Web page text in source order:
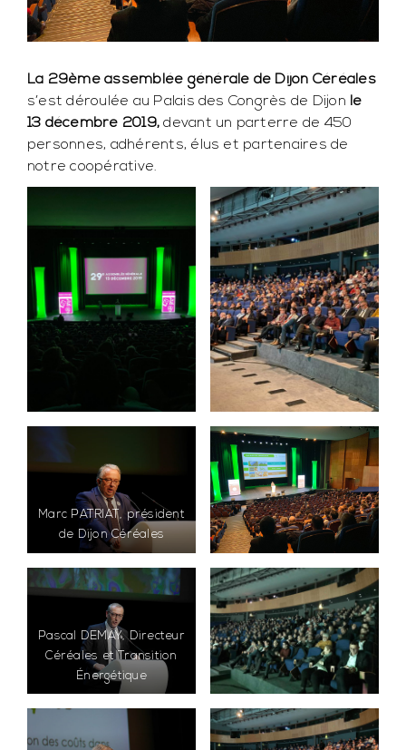
La 29ème assemblée générale de Dijon Céréales
s’est déroulée au Palais des Congrès de Dijon le
13 décembre 2019, devant un parterre de 450
personnes, adhérents, élus et partenaires de
notre coopérative.
Marc PATRIAT, président
de Dijon Céréales
Pascal DEMAY, Directeur
Céréales et Transition
Énergétique